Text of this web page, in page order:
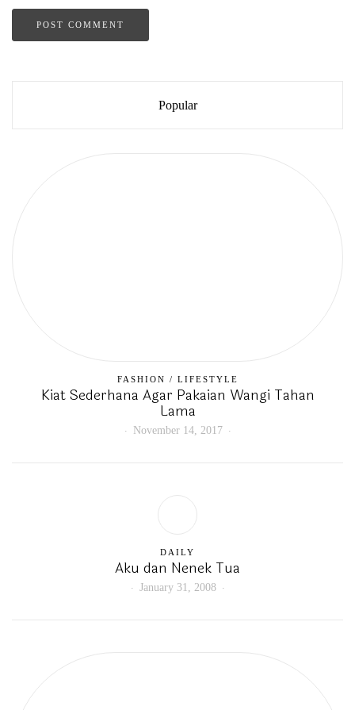
Popular
FASHION / LIFESTYLE
Kiat Sederhana Agar Pakaian Wangi Tahan
Lama
November 14, 2017
DAILY
Aku dan Nenek Tua
January 31, 2008